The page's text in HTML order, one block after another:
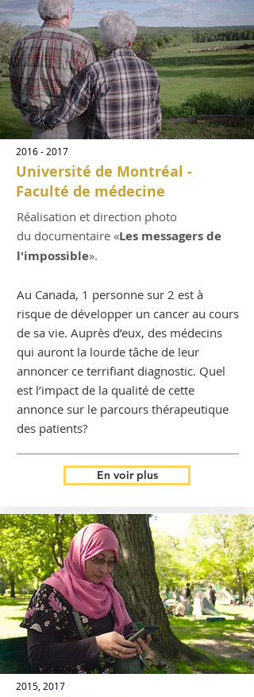
2016 - 2017
Université de Montréal -
Faculté de médecine
Réalisation et direction photo
du documentaire «Les messagers de
l'impossible».
Au Canada, 1 personne sur 2 est à
risque de développer un cancer au cours
de sa vie. Auprès d’eux, des médecins
qui auront la lourde tâche de leur
annoncer ce terrifiant diagnostic. Quel
est l’impact de la qualité de cette
annonce sur le parcours thérapeutique
des patients?
En voir plus
2015, 2017